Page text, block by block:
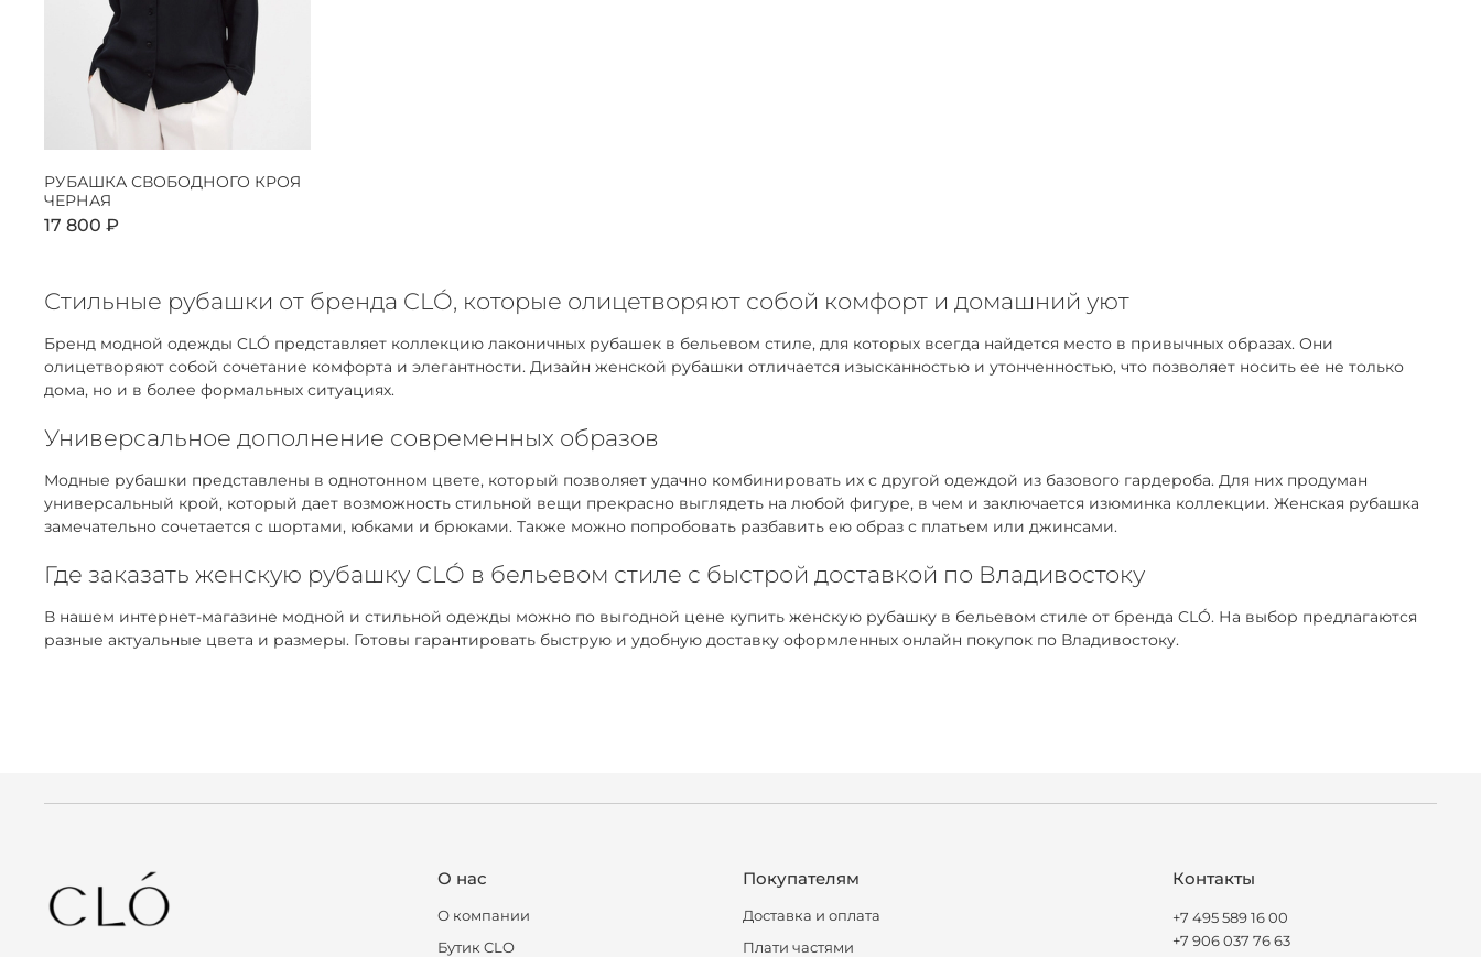
РУБАШКА СВОБОДНОГО КРОЯ
ЧЕРНАЯ
17 800 ₽
Стильные рубашки от бренда CLÓ, которые олицетворяют собой комфорт и домашний уют
Бренд модной одежды CLÓ представляет коллекцию лаконичных рубашек в бельевом стиле, для которых всегда найдется место в привычных образах. Они
олицетворяют собой сочетание комфорта и элегантности. Дизайн женской рубашки отличается изысканностью и утонченностью, что позволяет носить ее не только
дома, но и в более формальных ситуациях.
Универсальное дополнение современных образов
Модные рубашки представлены в однотонном цвете, который позволяет удачно комбинировать их с другой одеждой из базового гардероба. Для них продуман
универсальный крой, который дает возможность стильной вещи прекрасно выглядеть на любой фигуре, в чем и заключается изюминка коллекции. Женская рубашка
замечательно сочетается с шортами, юбками и брюками. Также можно попробовать разбавить ею образ с платьем или джинсами.
Где заказать женскую рубашку CLÓ в бельевом стиле с быстрой доставкой по Владивостоку
В нашем интернет-магазине модной и стильной одежды можно по выгодной цене купить женскую рубашку в бельевом стиле от бренда CLÓ. На выбор предлагаются
разные актуальные цвета и размеры. Готовы гарантировать быструю и удобную доставку оформленных онлайн покупок по Владивостоку.
О нас
О компании
Бутик CLO
Покупателям
Доставка и оплата
Плати частями
Контакты
+7 495 589 16 00
+7 906 037 76 63